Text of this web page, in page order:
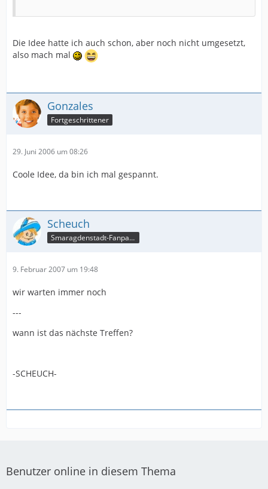
Die Idee hatte ich auch schon, aber noch nicht umgesetzt,
also mach mal
Gonzales
Fortgeschrittener
29. Juni 2006 um 08:26
Coole Idee, da bin ich mal gespannt.
Scheuch
Smaragdenstadt-Fanpage
9. Februar 2007 um 19:48
wir warten immer noch
---
wann ist das nächste Treffen?
-SCHEUCH-
Benutzer online in diesem Thema